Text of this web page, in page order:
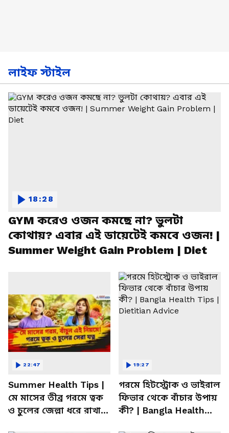
লাইফ স্টাইল
GYM করেও ওজন কমছে না? ভুলটা
কোথায়? এবার এই ডায়েটেই কমবে ওজন! |
Summer Weight Gain Problem | Diet
18:28
Summer Health Tips |
মে মাসের তীব্র গরমে ত্বক
ও চুলের জেল্লা ধরে রাখার
22:47
গরমে হিটস্ট্রোক ও ভাইরাল
ফিভার থেকে বাঁচার উপায়
কী? | Bangla Health
19:27